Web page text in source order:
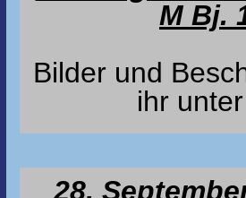
M Bj.
Bilder und
ihr
28.